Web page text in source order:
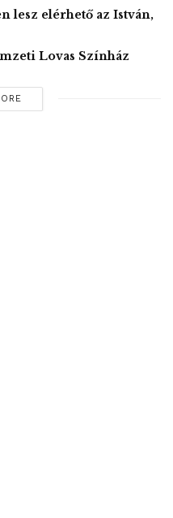
lesz, az elmúlt
szakemberrel
belül az előadók
és anyagi segítséget
lesz elérhető az István,
Lovas Színház